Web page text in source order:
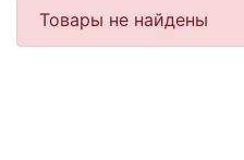
Товары не найдены